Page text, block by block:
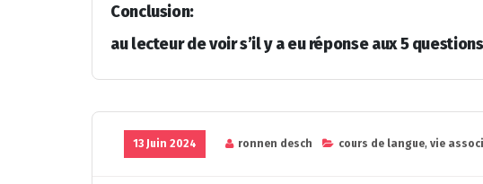
Conclusion:
au lecteur de voir s’il y a eu réponse aux 5 questions
13 Juin 2024 ronnen desch cours de langue, vie